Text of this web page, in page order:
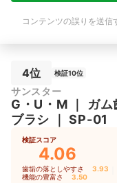
コンテンツの誤りを送信
4位 検証10位
サンスター
G・U・M
ガ
ブラシ ｜SP-01
検証スコア
4.06
歯垢の落としやすさ 3.93
機能の豊富さ 3.50